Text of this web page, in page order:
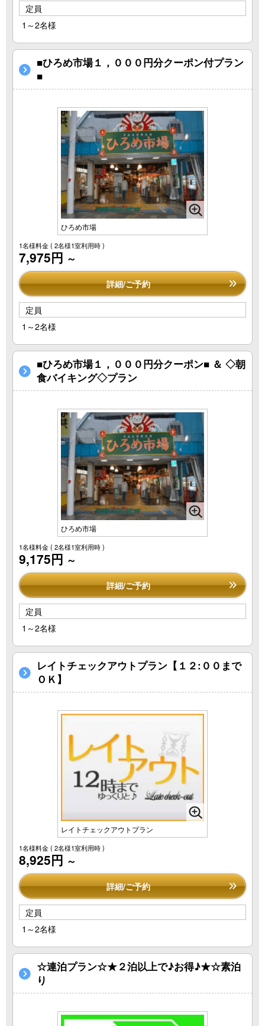
定員
1～2名様
■ひろめ市場１，０００円分クーポン付プラン
■
ひろめ市場
1名様料金( 2名様1室利用時 )
7,975円 ～
詳細/ご予約
定員
1～2名様
■ひろめ市場１，０００円分クーポン■ ＆ ◇朝
食バイキング◇プラン
ひろめ市場
1名様料金( 2名様1室利用時 )
9,175円 ～
詳細/ご予約
定員
1～2名様
レイトチェックアウトプラン【１２:００まで
ＯＫ】
レイトチェックアウトプラン
1名様料金( 2名様1室利用時 )
8,925円 ～
詳細/ご予約
定員
1～2名様
☆連泊プラン☆★２泊以上で♪お得♪★☆素泊
り